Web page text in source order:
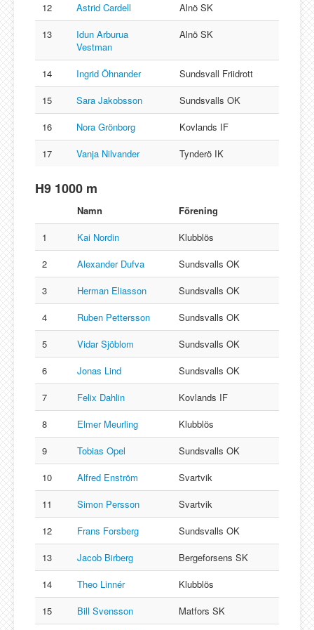
12
Astrid Cardell
Alnö SK
13
Idun Arburua
Vestman
Alnö SK
14 Ingrid Öhnander
Sundsvall Friidrott
15
Sara Jakobsson
Sundsvalls OK
16
Nora Grönborg
Kovlands IF
17
Vanja Nilvander Tynderö IK
H9 1000 m
Namn
Förening
1
Kai Nordin
Klubblös
2
Alexander Dufva
Sundsvalls OK
3
Herman Eliasson
Sundsvalls OK
4
Ruben Pettersson
Sundsvalls OK
5
Vidar Sjöblom
Sundsvalls OK
6
Jonas Lind
Sundsvalls OK
7
Felix Dahlin
Kovlands IF
8
Elmer Meurling
Klubblös
9
Tobias Opel
Sundsvalls OK
10
Alfred Enström
Svartvik
11
Simon Persson
Svartvik
12
Frans Forsberg
Sundsvalls OK
13
Jacob Birberg
Bergeforsens SK
14
Theo Linnér
Klubblös
15
Bill Svensson
Matfors SK